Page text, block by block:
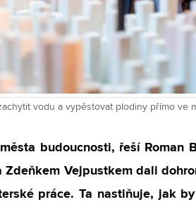
vodu a vypěstovat plodiny přímo ve
budoucnosti, řeší Roman
Zdeňkem Vejpustkem dali
práce. Ta nastiňuje, jak